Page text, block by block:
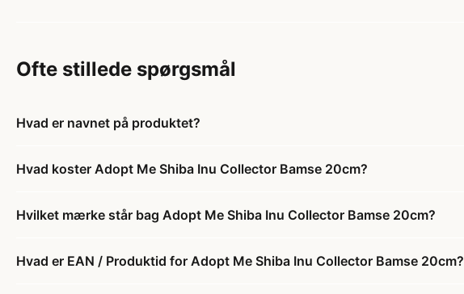
Ofte stillede spørgsmål
Hvad er navnet på produktet?
Hvad koster Adopt Me Shiba Inu Collector Bamse 20cm?
Hvilket mærke står bag Adopt Me Shiba Inu Collector Bamse 20cm?
Hvad er EAN / Produktid for Adopt Me Shiba Inu Collector Bamse 20cm?